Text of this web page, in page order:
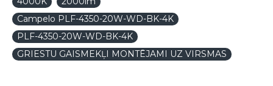
Campelo PLF-4350-20W-WD-BK-4K
PLF-4350-20W-WD-BK-4K
GRIESTU GAISMEKĻI MONTĒJAMI UZ VIRSMAS